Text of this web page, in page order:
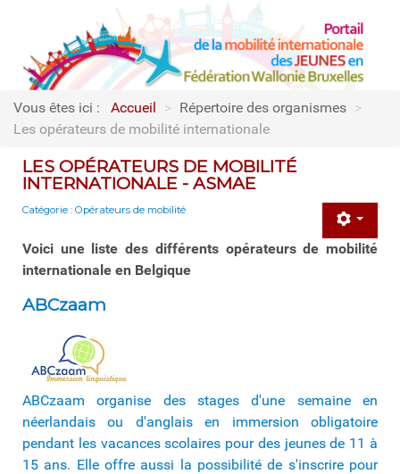
Vous êtes ici : Accueil > Répertoire des organismes >
Les opérateurs de mobilité internationale
LES OPÉRATEURS DE MOBILITÉ
INTERNATIONALE - ASMAE
Catégorie : Opérateurs de mobilité
Voici une liste des différents opérateurs de mobilité
internationale en Belgique
ABCzaam
ABCzaam organise des stages d'une semaine en
néerlandais ou d'anglais en immersion obligatoire
pendant les vacances scolaires pour des jeunes de 11 à
15 ans. Elle offre aussi la possibilité de s'inscrire pour